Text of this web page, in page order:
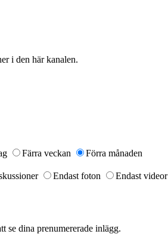
i den här kanalen.
Färra veckan
Förra månaden
Endast foton Endast videor
se dina prenumererade inlägg.